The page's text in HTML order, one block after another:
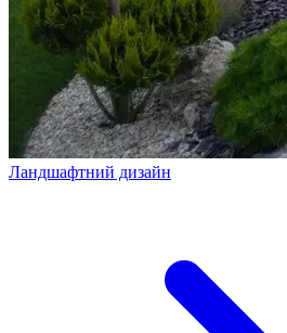
Ландшафтний дизайн